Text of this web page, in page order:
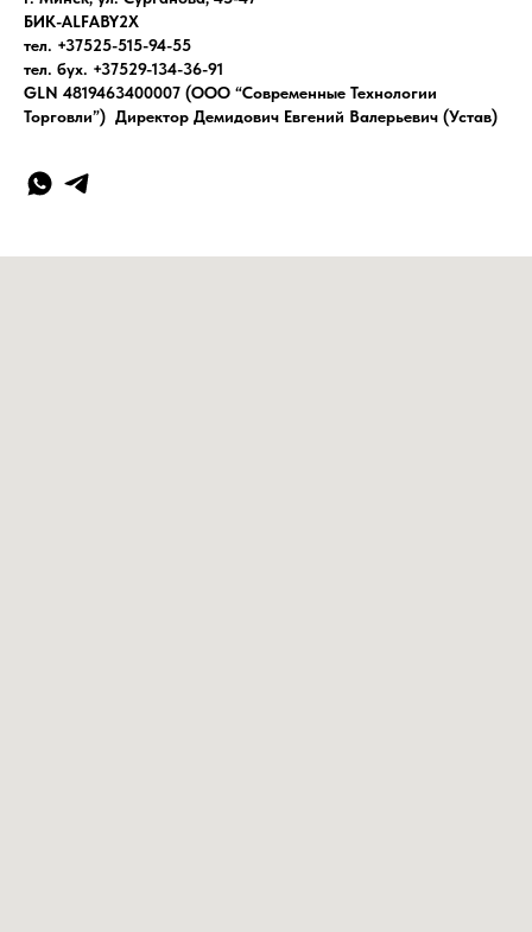
БИК-ALFABY2X
тел. +37525-515-94-55
тел. бух. +37529-134-36-91
GLN 4819463400007 (ООО “Современные Технологии
Торговли”) Директор Демидович Евгений Валерьевич (Устав)